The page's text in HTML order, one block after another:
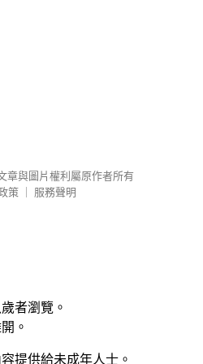
章與圖片權利屬原作者所有
策
服務聲明
者瀏覽。
。
提供給未成年人士。